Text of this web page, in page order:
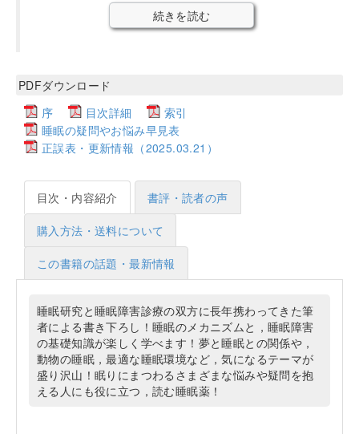
続きを読む
PDFダウンロード
序
目次詳細
索引
睡眠の疑問やお悩み早見表
正誤表・更新情報（2025.03.21）
目次・内容紹介 書評・読者の声
購入方法・送料について
この書籍の話題・最新情報
睡眠研究と睡眠障害診療の双方に長年携わってきた筆
者による書き下ろし！睡眠のメカニズムと，睡眠障害
の基礎知識が楽しく学べます！夢と睡眠との関係や，
動物の睡眠，最適な睡眠環境など，気になるテーマが
盛り沢山！眠りにまつわるさまざまな悩みや疑問を抱
える人にも役に立つ，読む睡眠薬！